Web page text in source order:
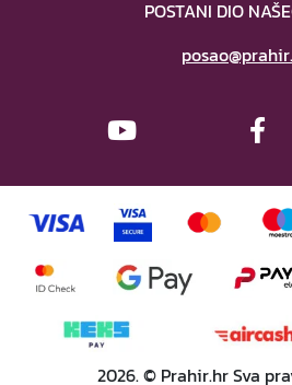
POSTANI DIO
2026. © Prahir.hr Sva